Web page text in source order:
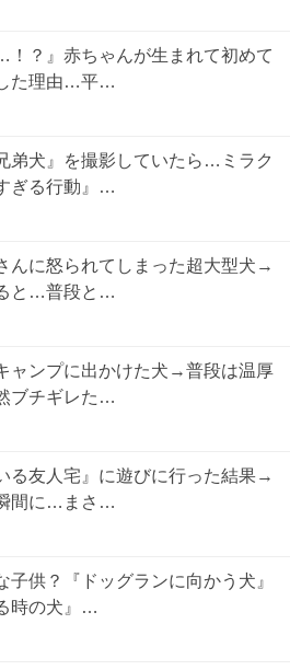
！？』赤ちゃんが生まれて初めて
た理由…平…
弟犬』を撮影していたら…ミラク
ぎる行動』…
んに怒られてしまった超大型犬→
と…普段と…
ャンプに出かけた犬→普段は温厚
ブチギレた…
る友人宅』に遊びに行った結果→
間に…まさ…
子供？『ドッグランに向かう犬』
時の犬』…